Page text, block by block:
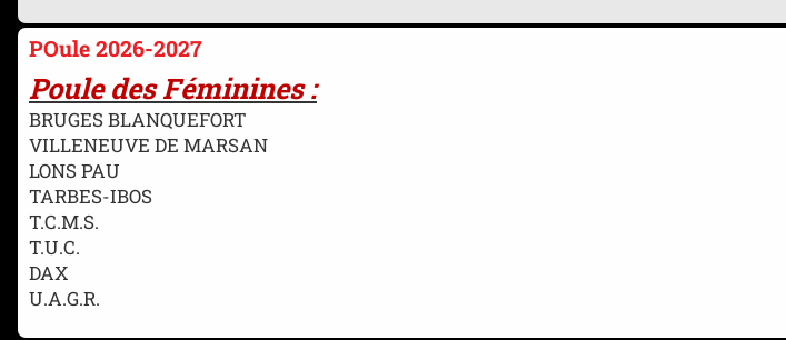
POule 2026-2027
Poule des Féminines :
BRUGES BLANQUEFORT
VILLENEUVE DE MARSAN
LONS PAU
TARBES-IBOS
T.C.M.S.
T.U.C.
DAX
U.A.G.R.